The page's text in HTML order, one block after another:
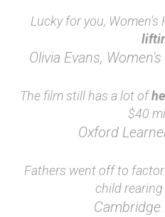
Lucky for you, Women's
Olivia Evans,
The film still has a lot of
$40
Oxford
Fathers went off to
child rearing